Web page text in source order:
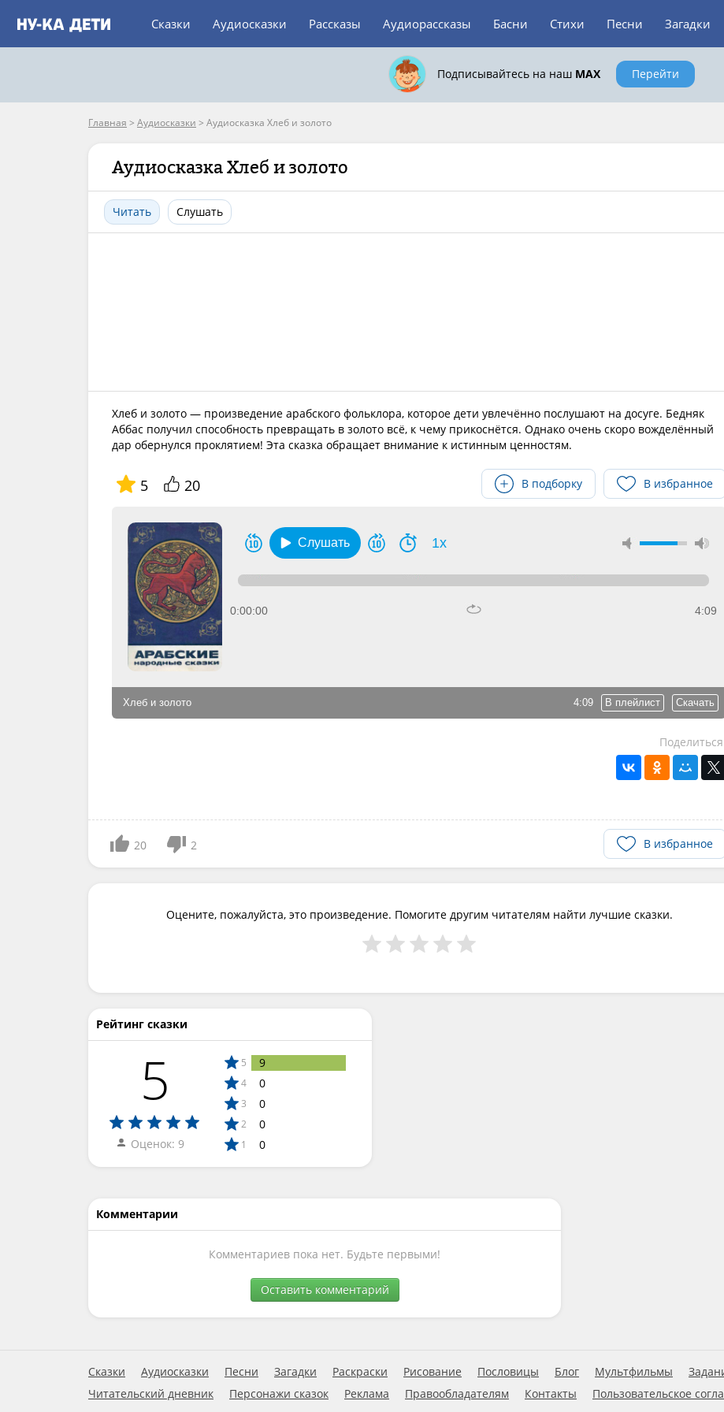
Сказки Аудиосказки Рассказы Аудиорассказы Басни Стихи Песни Загадки
Подписывайтесь на наш MAX Перейти
Главная > Аудиосказки > Аудиосказка Хлеб и золото
Аудиосказка Хлеб и золото
Читать Слушать
Хлеб и золото — произведение арабского фольклора, которое дети увлечённо послушают на досуге. Бедняк
Аббас получил способность превращать в золото всё, к чему прикоснётся. Однако очень скоро вожделённый
дар обернулся проклятием! Эта сказка обращает внимание к истинным ценностям.
5 20 В подборку В избранное
Слушать 1x
0:00:00 4:09
4:09 В плейлист Скачать
Хлеб и золото
20 2 В избранное
Оцените, пожалуйста, это произведение. Помогите другим читателям найти лучшие сказки.
Рейтинг сказки
5
Оценок: 9
5 9
4 0
3 0
2 0
1 0
Комментарии
Комментариев пока нет. Будьте первыми!
Оставить комментарий
Сказки Аудиосказки Песни Загадки Раскраски Рисование Пословицы Блог Мультфильмы
Читательский дневник
Персонажи сказок Реклама Правообладателям Контакты
Пользовательское